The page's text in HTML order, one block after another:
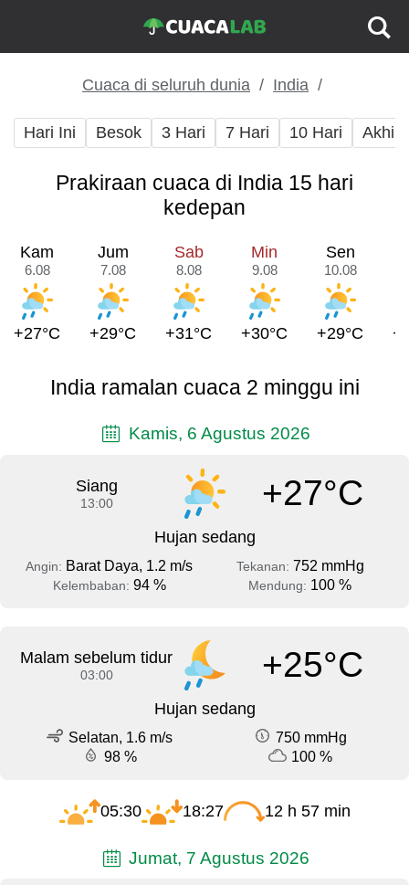
Cuaca di seluruh dunia India
Hari Ini Besok 3 Hari 7 Hari 10 Hari Akhir
Prakiraan cuaca di India 15 hari
kedepan
Kam
6.08
+27°C
Jum
7.08
+29°C
Sab
8.08
+31°C
Min
9.08
+30°C
Sen
10.08
+29°C
India ramalan cuaca 2 minggu ini
Kamis, 6 Agustus 2026
Siang
13:00 +27°C
Hujan sedang
Angin: Barat Daya, 1.2 m/s Tekanan: 752 mmHg
Kelembaban: 94 % Mendung: 100 %
Malam sebelum tidur
03:00 +25°C
Hujan sedang
Selatan, 1.6 m/s
750 mmHg
98 %
100 %
05:30 18:27 12 h 57 min
Jumat, 7 Agustus 2026